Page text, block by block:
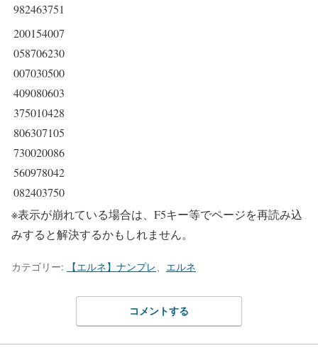
982463751
200154007
058706230
007030500
409080603
375010428
806307105
730020086
560978042
082403750
※表示が崩れている場合は、F5キー等でページを再読み込
みすると解決するかもしれません。
カテゴリー: 【エルネ】ナンプレ エルネ
コメントする